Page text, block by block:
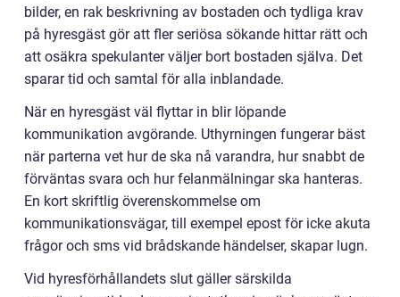
bilder, en rak beskrivning av bostaden och tydliga krav
på hyresgäst gör att fler seriösa sökande hittar rätt och
att osäkra spekulanter väljer bort bostaden själva. Det
sparar tid och samtal för alla inblandade.
När en hyresgäst väl flyttar in blir löpande
kommunikation avgörande. Uthyrningen fungerar bäst
när parterna vet hur de ska nå varandra, hur snabbt de
förväntas svara och hur felanmälningar ska hanteras.
En kort skriftlig överenskommelse om
kommunikationsvägar, till exempel epost för icke akuta
frågor och sms vid brådskande händelser, skapar lugn.
Vid hyresförhållandets slut gäller särskilda